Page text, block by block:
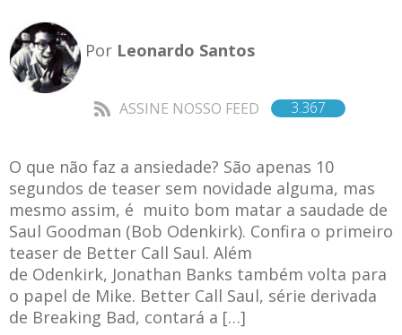
Por Leonardo Santos
ASSINE NOSSO FEED 3.367
O que não faz a ansiedade? São apenas 10
segundos de teaser sem novidade alguma, mas
mesmo assim, é muito bom matar a saudade de
Saul Goodman (Bob Odenkirk). Confira o primeiro
teaser de Better Call Saul. Além
de Odenkirk, Jonathan Banks também volta para
o papel de Mike. Better Call Saul, série derivada
de Breaking Bad, contará a […]